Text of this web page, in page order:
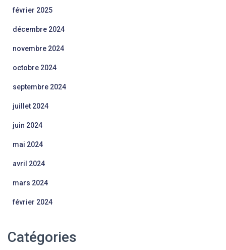
février 2025
décembre 2024
novembre 2024
octobre 2024
septembre 2024
juillet 2024
juin 2024
mai 2024
avril 2024
mars 2024
février 2024
Catégories